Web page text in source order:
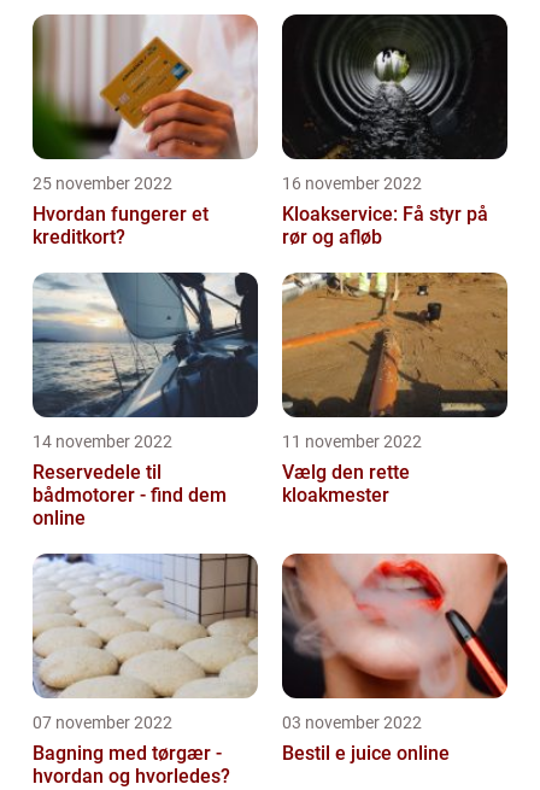
25 november 2022
Hvordan fungerer et
kreditkort?
16 november 2022
Kloakservice: Få styr på
rør og afløb
14 november 2022
Reservedele til
bådmotorer - find dem
online
11 november 2022
Vælg den rette
kloakmester
07 november 2022
Bagning med tørgær -
hvordan og hvorledes?
03 november 2022
Bestil e juice online